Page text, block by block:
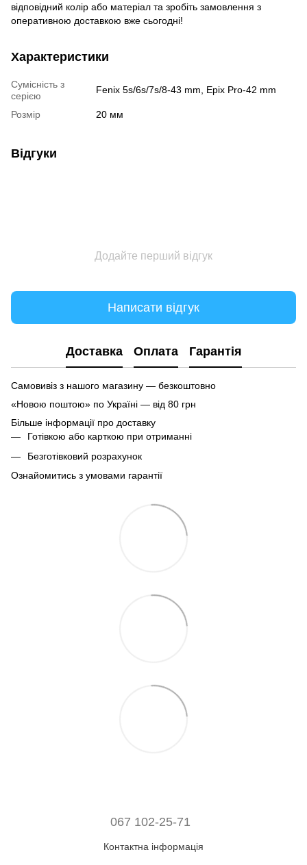
відповідний колір або матеріал та зробіть замовлення з
оперативною доставкою вже сьогодні!
Характеристики
Сумісність з
серією
Fenix 5s/6s/7s/8-43 mm, Epix Pro-42 mm
Розмір 20 мм
Відгуки
Додайте перший відгук
Написати відгук
Доставка Оплата Гарантія
Самовивіз з нашого магазину — безкоштовно
«Новою поштою» по Україні — від 80 грн
Більше інформації про доставку
Готівкою або карткою при отриманні
Безготівковий розрахунок
Ознайомитись з умовами гарантії
067 102-25-71
Контактна інформація